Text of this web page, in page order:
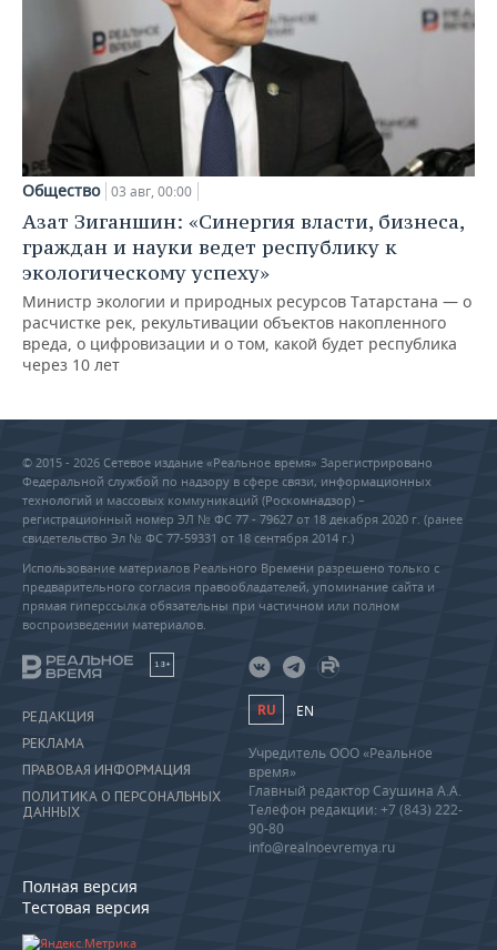
Общество 03 авг, 00:00
Азат Зиганшин: «Синергия власти, бизнеса,
граждан и науки ведет республику к
экологическому успеху»
Министр экологии и природных ресурсов Татарстана — о
расчистке рек, рекультивации объектов накопленного
вреда, о цифровизации и о том, какой будет республика
через 10 лет
© 2015 - 2026 Сетевое издание «Реальное время» Зарегистрировано
Федеральной службой по надзору в сфере связи, информационных
технологий и массовых коммуникаций (Роскомнадзор) –
регистрационный номер ЭЛ № ФС 77 - 79627 от 18 декабря 2020 г. (ранее
свидетельство Эл № ФС 77-59331 от 18 сентября 2014 г.)
Использование материалов Реального Времени разрешено только с
предварительного согласия правообладателей, упоминание сайта и
прямая гиперссылка обязательны при частичном или полном
воспроизведении материалов.
18+
РЕДАКЦИЯ
РЕКЛАМА
ПРАВОВАЯ ИНФОРМАЦИЯ
ПОЛИТИКА О ПЕРСОНАЛЬНЫХ
ДАННЫХ
Полная версия
Тестовая версия
RU EN
Учредитель ООО «Реальное
время»
Главный редактор Саушина А.А.
Телефон редакции: +7 (843) 222-
90-80
info@realnoevremya.ru